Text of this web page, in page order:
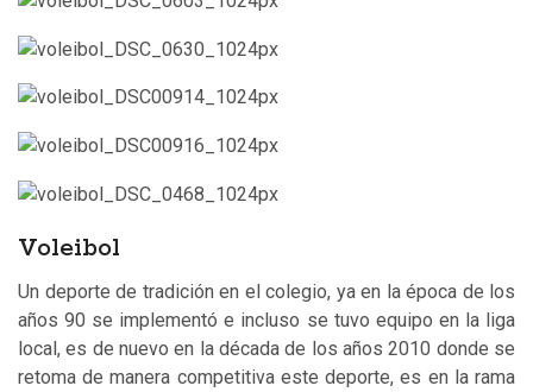
Voleibol
Un deporte de tradición en el colegio, ya en la época de los
años 90 se implementó e incluso se tuvo equipo en la liga
local, es de nuevo en la década de los años 2010 donde se
retoma de manera competitiva este deporte, es en la rama